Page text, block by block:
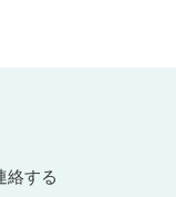
絡する